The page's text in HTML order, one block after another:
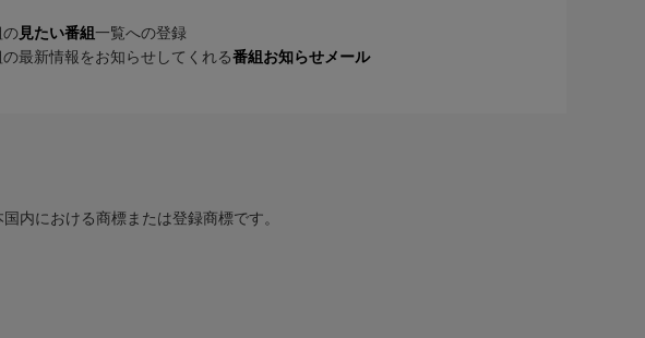
の 見たい番組 一覧への登録
最新情報をお知らせしてくれる番組お知らせメール
内における商標または登録商標です。